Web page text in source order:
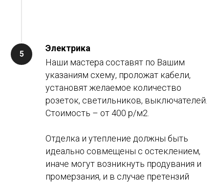
Электрика
Наши мастера составят по Вашим
указаниям схему, проложат кабели,
установят желаемое количество
розеток, светильников, выключателей.
Стоимость – от 400 р/м2.
Отделка и утепление должны быть
идеально совмещены с остеклением,
иначе могут возникнуть продувания и
промерзания, и в случае претензий